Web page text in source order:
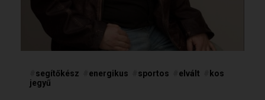
segítőkész energikus sportos elvált
kos
jegyű